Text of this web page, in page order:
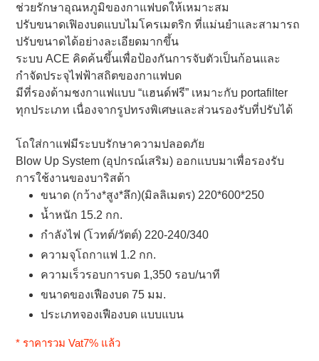
ช่วยรักษาอุณหภูมิของกาแฟบดให้เหมาะสม
ปรับขนาดเฟิองบดแบบไมโครเมตริก ที่แม่นยำและสามารถ
ปรับขนาดได้อย่างละเอียดมากขึ้น
ระบบ ACE คิดค้นขึ้นเพื่อป้องกันการจับตัวเป็นก้อนและ
กำจัดประจุไฟฟ้าสถิตของกาแฟบด
มีที่รองด้ามชงกาแฟแบบ “แฮนด์ฟรี” เหมาะกับ portafilter
ทุกประเภท เนื่องจากรูปทรงพิเศษและส่วนรองรับที่ปรับได้
โถใส่กาแฟมีระบบรักษาความปลอดภัย
Blow Up System (อุปกรณ์เสริม) ออกแบบมาเพื่อรองรับ
การใช้งานของบาริสต้า
ขนาด (กว้าง*สูง*ลึก)(มิลลิเมตร) 220*600*250
น้ำหนัก 15.2 กก.
กำลังไฟ (โวทต์/วัตต์) 220-240/340
ความจุโถกาแฟ 1.2 กก.
ความเร็วรอบการบด 1,350 รอบ/นาที
ขนาดของเฟืองบด 75 มม.
ประเภทจองเฟืองบด แบบแบน
* ราคารวม Vat7% แล้ว